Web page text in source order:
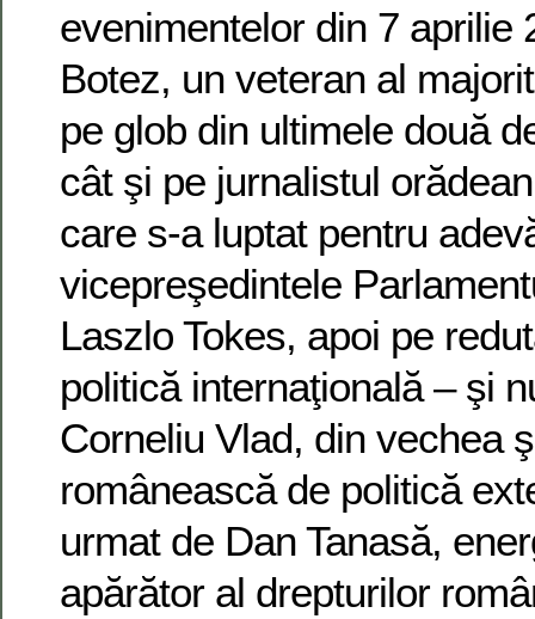
evenimentelor din 7 aprilie
Botez, un veteran al
pe glob din ultimele două
cât şi pe jurnalistul
care s-a luptat pentru
vicepreşedintele
Laszlo Tokes, apoi pe
politică internaţională – şi
Corneliu Vlad, din vechea
românească de politică
urmat de Dan Tanasă,
apărător al drepturilor